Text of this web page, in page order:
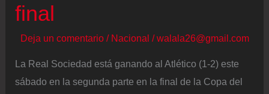
final
Deja un comentario / Nacional /walala26@gmail.com
La Real Sociedad está ganando al Atlético (1-2) este
sábado en la segunda parte en la final de la Copa del